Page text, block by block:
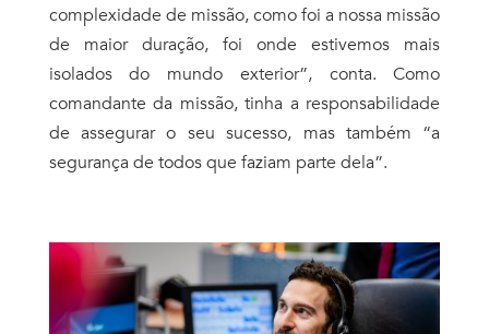
complexidade de missão, como foi a nossa missão
de maior duração, foi onde estivemos mais
isolados do mundo exterior”, conta. Como
comandante da missão, tinha a responsabilidade
de assegurar o seu sucesso, mas também “a
segurança de todos que faziam parte dela”.